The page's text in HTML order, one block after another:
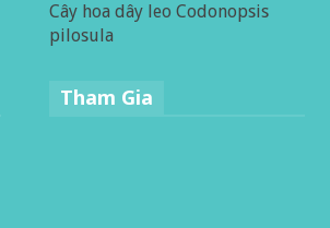
Cây hoa dây leo Codonopsis
pilosula
Tham Gia